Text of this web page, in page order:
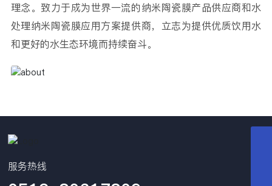
理念。致力于成为世界一流的纳米陶瓷膜产品供应商和水
处理纳米陶瓷膜应用方案提供商，立志为提供优质饮用水
和更好的水生态环境而持续奋斗。
服务热线